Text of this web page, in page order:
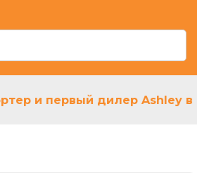
и первый дилер Ashley в